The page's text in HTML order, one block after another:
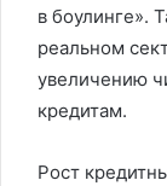
в боулинге».
реальном
увеличению
кредитам.
Рост